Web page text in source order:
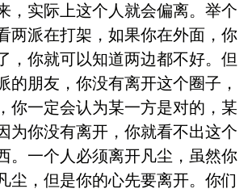
，实际上这个人就会偏离。举个
两派在打架，如果你在外面，你
，你就可以知道两边都不好。但
的朋友，你没有离开这个圈子，
你一定会认为某一方是对的，某
为你没有离开，你就看不出这个
。一个人必须离开凡尘，虽然你
尘，但是你的心先要离开。你们